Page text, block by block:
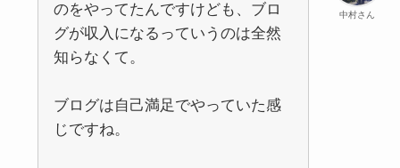
中村さん
のをやってたんですけども、ブロ
グが収入になるっていうのは全然
知らなくて。
ブログは自己満足でやっていた感
じですね。